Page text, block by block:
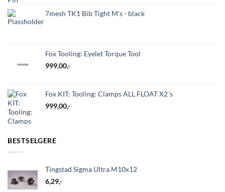
7mesh TK1 Bib Tight M's - black
Fox Tooling: Eyelet Torque Tool
999,00,-
Fox KIT: Tooling: Clamps ALL FLOAT X2´s
999,00,-
BESTSELGERE
Tingstad Sigma Ultra M10x12
6,29,-